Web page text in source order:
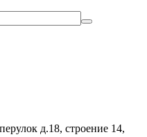
д.18, строение 14,